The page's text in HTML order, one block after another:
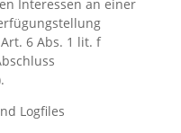
Interessen an einer
6 Abs. 1 lit. f
Logfiles